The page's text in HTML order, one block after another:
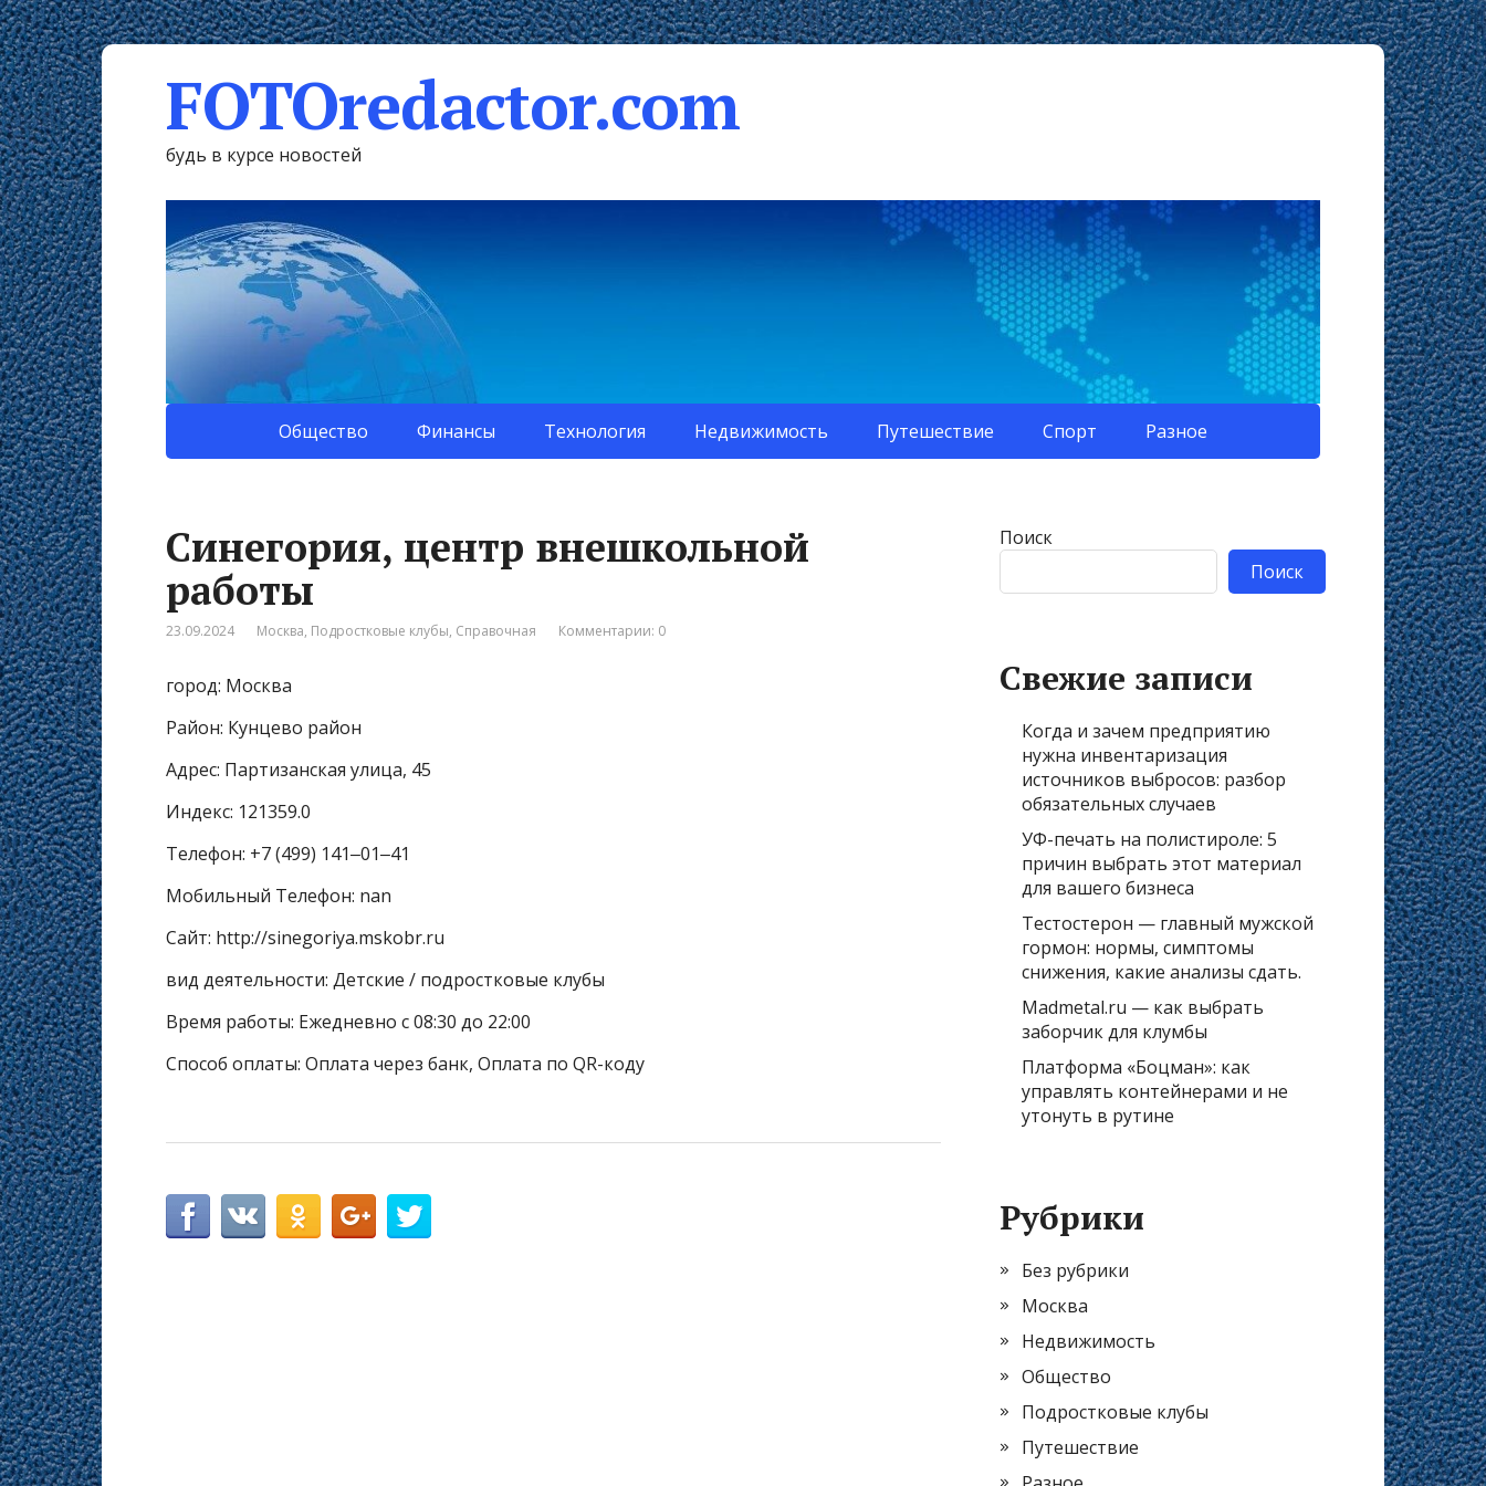
FOTOredactor.com
будь в курсе новостей
Общество Финансы Технология Недвижимость Путешествие Спорт Разное
Синегория, центр внешкольной
работы
23.09.2024 Москва, Подростковые клубы, Справочная Комментарии: 0
город: Москва
Район: Кунцево район
Адрес: Партизанская улица, 45
Индекс: 121359.0
Телефон: +7 (499) 141‒01‒41
Мобильный Телефон: nan
Сайт: http://sinegoriya.mskobr.ru
вид деятельности: Детские / подростковые клубы
Время работы: Ежедневно с 08:30 до 22:00
Способ оплаты: Оплата через банк, Оплата по QR-коду
Поиск
Поиск
Свежие записи
Когда и зачем предприятию
нужна инвентаризация
источников выбросов: разбор
обязательных случаев
УФ-печать на полистироле: 5
причин выбрать этот материал
для вашего бизнеса
Тестостерон — главный мужской
гормон: нормы, симптомы
снижения, какие анализы сдать.
Madmetal.ru — как выбрать
заборчик для клумбы
Платформа «Боцман»: как
управлять контейнерами и не
утонуть в рутине
Рубрики
Без рубрики
Москва
Недвижимость
Общество
Подростковые клубы
Путешествие